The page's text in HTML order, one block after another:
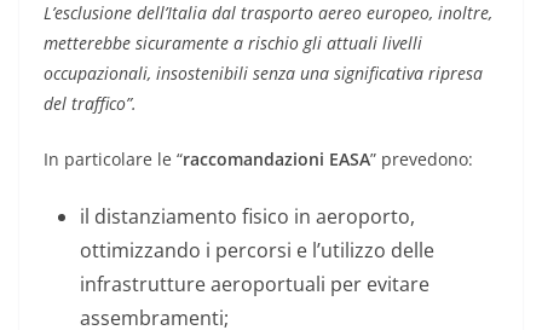
L’esclusione dell’Italia dal trasporto aereo europeo, inoltre,
metterebbe sicuramente a rischio gli attuali livelli
occupazionali, insostenibili senza una significativa ripresa
del traffico”.
In particolare le “raccomandazioni EASA” prevedono:
il distanziamento fisico in aeroporto,
ottimizzando i percorsi e l’utilizzo delle
infrastrutture aeroportuali per evitare
assembramenti;